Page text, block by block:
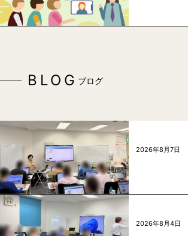
BLOG ブログ
2026年8月7日
2026年8月4日